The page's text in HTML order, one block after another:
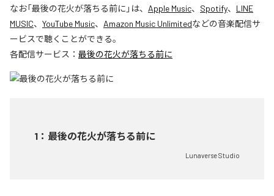
なお「最後の花火が落ちる前に 」は、 Apple Music、 Spotify、 LINE
MUSIC、 YouTube Music、 Amazon Music Unlimitedなどの音楽配信サ
ービスで聴くことができる。
各配信サービス： 最後の花火が落ちる前に
1 ： 最後の花火が落ちる前に
Lunaverse Studio